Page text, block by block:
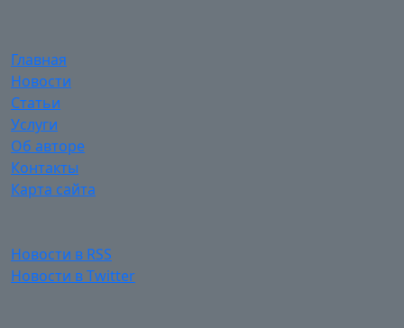
Главная
Новости
Статьи
Услуги
Об авторе
Контакты
Карта сайта
Новости в RSS
Новости в Twitter